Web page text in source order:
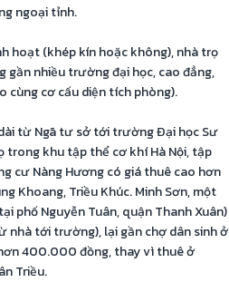
ngoại tỉnh.
hoạt (khép kín hoặc không), nhà trọ
gần nhiều trường đại học, cao đẳng,
cùng cơ cấu diện tích phòng).
từ Ngã tư sở tới trường Đại học Sư
trong khu tập thể cơ khí Hà Nội, tập
cư Nàng Hương có giá thuê cao hơn
Khoang, Triều Khúc. Minh Sơn, một
phố Nguyễn Tuân, quận Thanh Xuân)
nhà tới trường), lại gần chợ dân sinh ở
400.000 đồng, thay vì thuê ở
Triều.